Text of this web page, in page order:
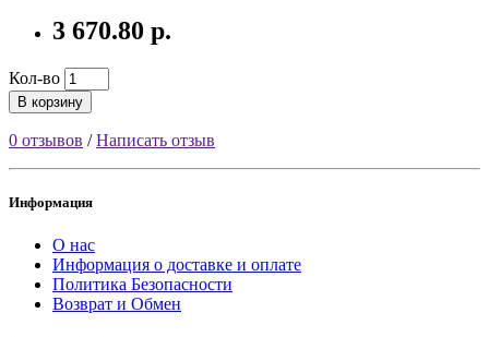
3 670.80 р.
Кол-во
В корзину
0 отзывов /Написать отзыв
Информация
О нас
Информация о доставке и оплате
Политика Безопасности
Возврат и Обмен